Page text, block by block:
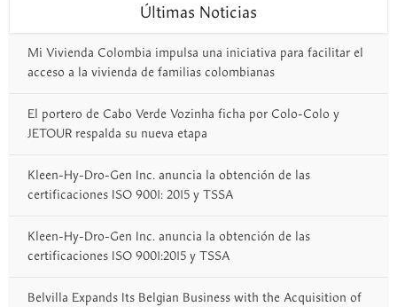
Últimas Noticias
Mi Vivienda Colombia impulsa una iniciativa para facilitar el
acceso a la vivienda de familias colombianas
El portero de Cabo Verde Vozinha ficha por Colo-Colo y
JETOUR respalda su nueva etapa
Kleen-Hy-Dro-Gen Inc. anuncia la obtención de las
certificaciones ISO 9001: 2015 y TSSA
Kleen-Hy-Dro-Gen Inc. anuncia la obtención de las
certificaciones ISO 9001:2015 y TSSA
Belvilla Expands Its Belgian Business with the Acquisition of